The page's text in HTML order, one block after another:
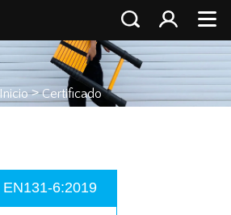
Inicio>Certificado
EN131-6:2019